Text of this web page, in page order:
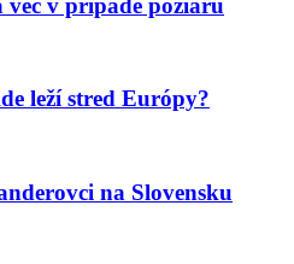
vec v prípade požiaru
leží stred Európy?
na Slovensku